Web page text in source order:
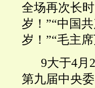
全场再次长
岁！”“中国
岁！”“毛主
9大于4月
第九届中央